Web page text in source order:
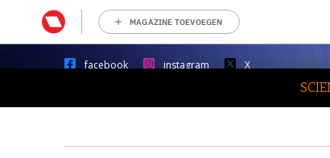
MAGAZINE TOEVOEGEN
facebook instagram X